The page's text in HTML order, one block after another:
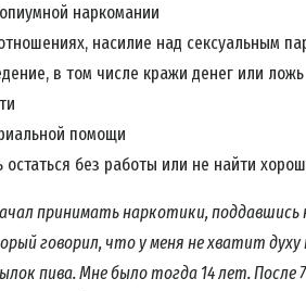
наркомании
насилие над сексуальным
в том числе кражи денег или ложь
помощи
остаться без работы или не найти
принимать наркотики, поддавшись
говорил, что у меня не хватит
пива. Мне было тогда 14 лет. После